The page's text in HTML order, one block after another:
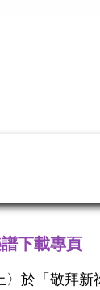
譜下載專頁
〉於「敬拜